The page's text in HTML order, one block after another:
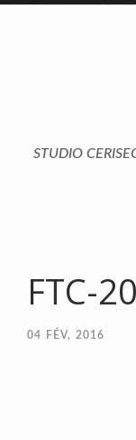
STUDIO
FTC-
04 FÉV, 2016